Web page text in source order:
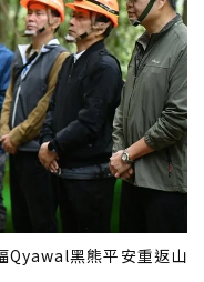
Qyawal黑熊平安重返山